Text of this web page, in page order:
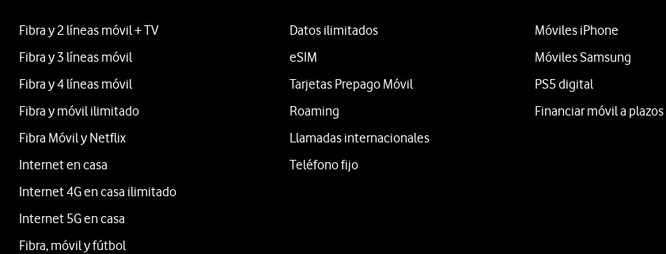
Fibra y 2 líneas móvil + TV
Fibra y 3 líneas móvil
Fibra y 4 líneas móvil
Fibra y móvil ilimitado
Fibra Móvil y Netflix
Internet en casa
Internet 4G en casa ilimitado
Internet 5G en casa
Fibra, móvil y fútbol
Datos ilimitados
eSIM
Tarjetas Prepago Móvil
Roaming
Llamadas internacionales
Teléfono fijo
Móviles iPhone
Móviles Samsung
PS5 digital
Financiar móvil a plazos